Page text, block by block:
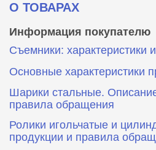
О ТОВАРАХ
Информация покупателю
Съемники: характеристики
Основные характеристики
Шарики стальные.
правила обращения
Ролики игольчатые и
продукции и правила